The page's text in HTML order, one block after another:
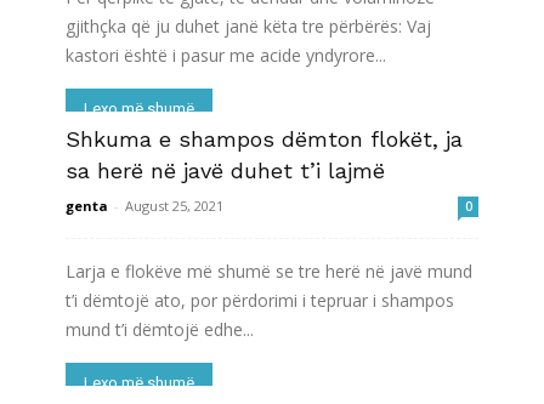
gjithçka që ju duhet janë këta tre përbërës: Vaj
kastori është i pasur me acide yndyrore...
Lexo më shumë
Shkuma e shampos dëmton flokët, ja
sa herë në javë duhet t’i lajmë
genta - August 25, 2021 0
Larja e flokëve më shumë se tre herë në javë mund
t’i dëmtojë ato, por përdorimi i tepruar i shampos
mund t’i dëmtojë edhe...
Lexo më shumë